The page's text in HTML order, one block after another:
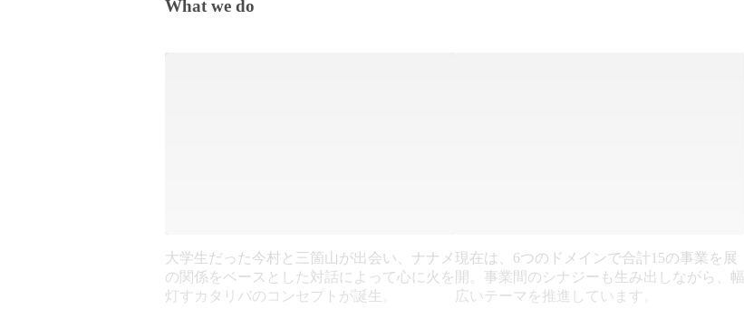
What we do
大学生だった今村と三箇山が出会い、ナナメ
の関係をベースとした対話によって心に火を
灯すカタリバのコンセプトが誕生。
現在は、6つのドメインで合計15の事業を展
開。事業間のシナジーも生み出しながら、幅
広いテーマを推進しています。